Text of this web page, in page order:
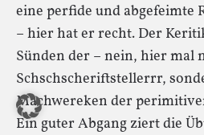
eine perfide und abgefeimte
– hier hat er recht. Der
Sünden der – nein, hier mal
Schschscheriftstellerrr,
Machwereken der
Ein guter Abgang ziert die